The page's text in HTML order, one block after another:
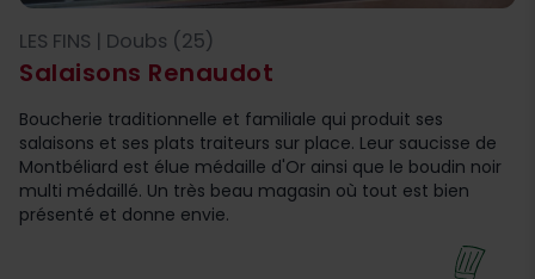
Salaisons Renaudot
LES FINS | Doubs (25)
Boucherie traditionnelle et familiale qui produit ses
salaisons et ses plats traiteurs sur place. Leur saucisse de
Montbéliard est élue médaille d'Or ainsi que le boudin noir
multi médaillé. Un très beau magasin où tout est bien
présenté et donne envie.